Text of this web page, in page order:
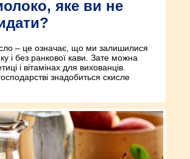
яке ви не
– це означає, що ми залишилися
і без ранкової кави. Зате можна
і вітамінах для вихованців.
знадобиться скисле